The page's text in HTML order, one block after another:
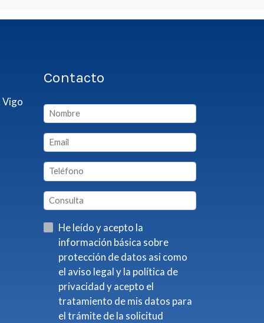
Vigo
Contacto
He leído y acepto la
información básica sobre
protección de datos asi como
el aviso legal y la política de
privacidad y acepto el
tratamiento de mis datos para
el trámite de la solicitud